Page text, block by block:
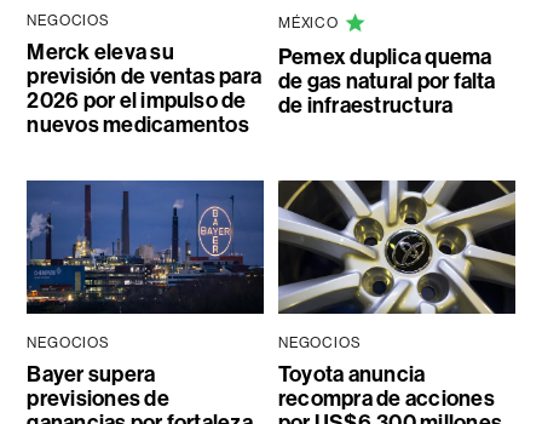
NEGOCIOS
Merck eleva su
previsión de ventas para
2026 por el impulso de
nuevos medicamentos
MÉXICO
Pemex duplica quema
de gas natural por falta
de infraestructura
NEGOCIOS
Bayer supera
previsiones de
NEGOCIOS
Toyota anuncia
recompra de acciones